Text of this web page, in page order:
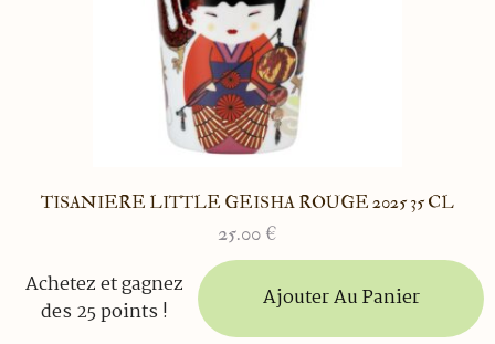
TISANIERE LITTLE GEISHA ROUGE 2025 35 CL
25.00 €
Achetez et gagnez
des 25 points !
Ajouter Au Panier